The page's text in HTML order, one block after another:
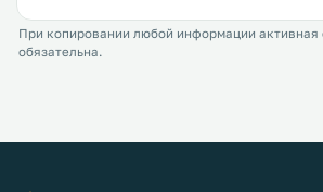
При копировании любой информации активная
обязательна.